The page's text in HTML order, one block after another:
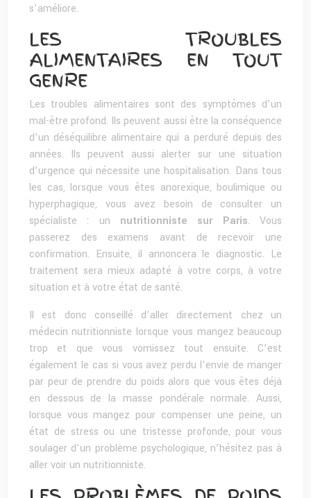
s’améliore.
LES TROUBLES
ALIMENTAIRES EN TOUT
GENRE
Les troubles alimentaires sont des symptômes d’un
mal-être profond. Ils peuvent aussi être la conséquence
d’un déséquilibre alimentaire qui a perduré depuis des
années. Ils peuvent aussi alerter sur une situation
d’urgence qui nécessite une hospitalisation. Dans tous
les cas, lorsque vous êtes anorexique, boulimique ou
hyperphagique, vous avez besoin de consulter un
spécialiste : un nutritionniste sur Paris. Vous
passerez des examens avant de recevoir une
confirmation. Ensuite, il annoncera le diagnostic. Le
traitement sera mieux adapté à votre corps, à votre
situation et à votre état de santé.
Il est donc conseillé d’aller directement chez un
médecin nutritionniste lorsque vous mangez beaucoup
trop et que vous vomissez tout ensuite. C’est
également le cas si vous avez perdu l’envie de manger
par peur de prendre du poids alors que vous êtes déjà
en dessous de la masse pondérale normale. Aussi,
lorsque vous mangez pour compenser une peine, un
état de stress ou une tristesse profonde, pour vous
soulager d’un problème psychologique, n’hésitez pas à
aller voir un nutritionniste.